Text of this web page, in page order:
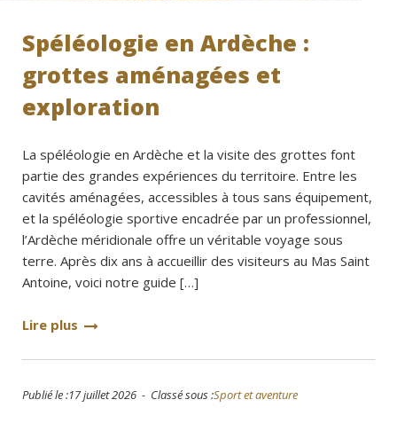
Spéléologie en Ardèche :
grottes aménagées et
exploration
La spéléologie en Ardèche et la visite des grottes font
partie des grandes expériences du territoire. Entre les
cavités aménagées, accessibles à tous sans équipement,
et la spéléologie sportive encadrée par un professionnel,
l’Ardèche méridionale offre un véritable voyage sous
terre. Après dix ans à accueillir des visiteurs au Mas Saint
Antoine, voici notre guide […]
Lire plus
Publié le :17 juillet 2026 - Classé sous :Sport et aventure